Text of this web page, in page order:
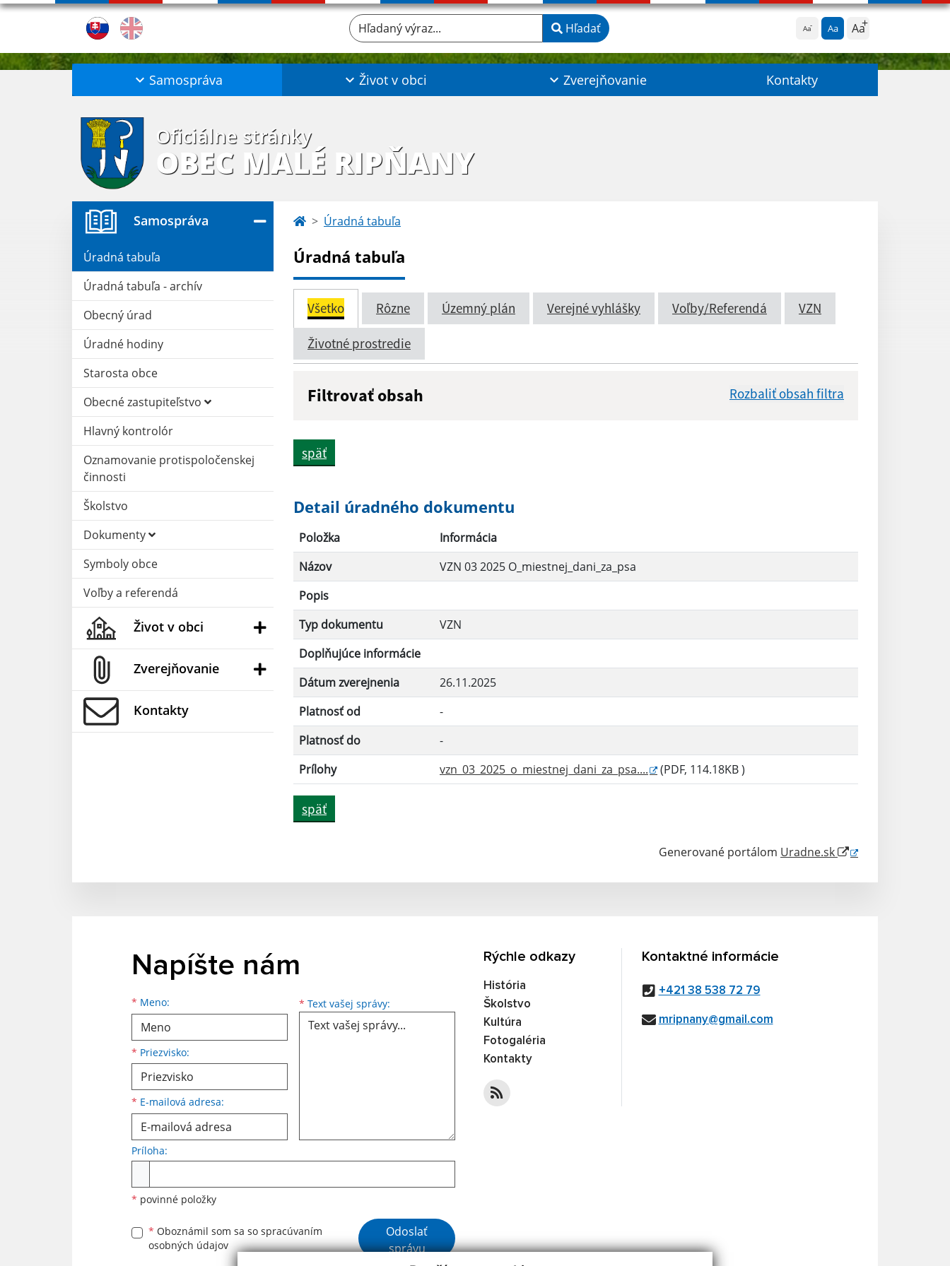
Aa Aa Aa
Hľadaný výraz... Hľadať
Samospráva Život v obci Zverejňovanie Kontakty
Oficiálne stránky
OBEC MALÉ RIPŇANY
Samospráva
Úradná tabuľa
Úradná tabuľa - archív
Obecný úrad
Úradné hodiny
Starosta obce
Obecné zastupiteľstvo
Hlavný kontrolór
Oznamovanie protispoločenskej
činnosti
Školstvo
Dokumenty
Symboly obce
Voľby a referendá
Život v obci
Zverejňovanie
Kontakty
Úradná tabuľa
Úradná tabuľa
Všetko Rôzne Územný plán Verejné vyhlášky Voľby/Referendá VZN
Životné prostredie
Filtrovať obsah Rozbaliť obsah filtra
Filtrovať Reset
späť
Detail úradného dokumentu
Položka
Informácia
Názov
VZN 03 2025 O_miestnej_dani_za_psa
Popis
Typ dokumentu
VZN
Doplňujúce informácie
Dátum zverejnenia
26.11.2025
Platnosť od
-
Platnosť do
-
Prílohy
vzn_03_2025_o_miestnej_dani_za_psa.... (PDF, 114.18KB )
späť
Generované portálom Uradne.sk
Napíšte nám
* Meno:
Meno
* Priezvisko:
Priezvisko
* E-mailová adresa:
E-mailová adresa * Text vašej správy: Text vašej správy...
Príloha:
* povinné položky
* Oboznámil som sa so spracúvaním
osobných údajov
Google reCaptcha Response
Odoslať
správu
Rýchle odkazy
História
Školstvo
Kultúra
Fotogaléria
Kontakty
Kontaktné informácie
+421 38 538 72 79
mripnany@gmail.com